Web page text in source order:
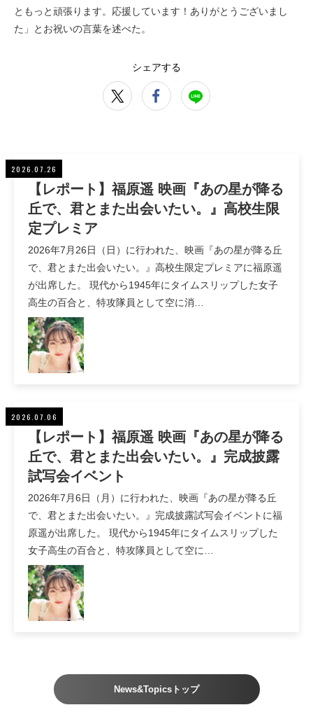
ともっと頑張ります。応援しています！ありがとうございまし
た」とお祝いの言葉を述べた。
シェアする
2026.07.26
【レポート】福原遥 映画『あの星が降る
丘で、君とまた出会いたい。』高校生限
定プレミア
2026年7月26日（日）に行われた、映画『あの星が降る丘
で、君とまた出会いたい。』高校生限定プレミアに福原遥
が出席した。 現代から1945年にタイムスリップした女子
高生の百合と、特攻隊員として空に消…
2026.07.06
【レポート】福原遥 映画『あの星が降る
丘で、君とまた出会いたい。』完成披露
試写会イベント
2026年7月6日（月）に行われた、映画『あの星が降る丘
で、君とまた出会いたい。』完成披露試写会イベントに福
原遥が出席した。 現代から1945年にタイムスリップした
女子高生の百合と、特攻隊員として空に…
News&Topicsトップ